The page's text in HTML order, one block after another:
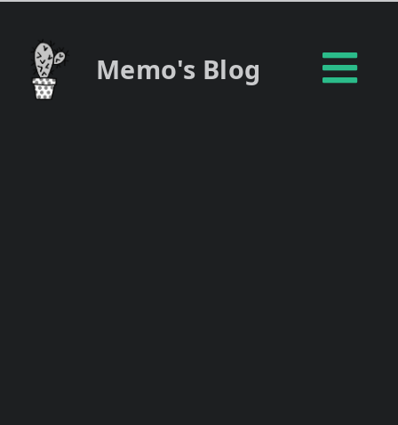
Memo's Blog